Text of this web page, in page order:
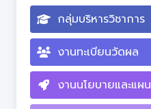
กลุ่มบริหารวิชาการ
งานทะเบียนวัดผล
งานนโยบายและแผน